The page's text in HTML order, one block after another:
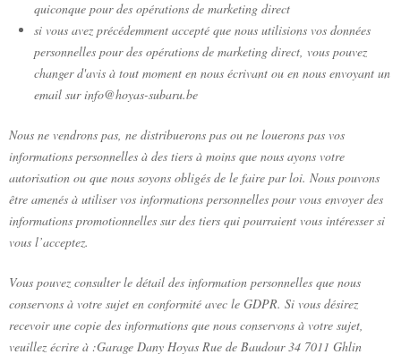
quiconque pour des opérations de marketing direct
si vous avez précédemment accepté que nous utilisions vos données
personnelles pour des opérations de marketing direct, vous pouvez
changer d'avis à tout moment en nous écrivant ou en nous envoyant un
email sur info@hoyas-subaru.be
Nous ne vendrons pas, ne distribuerons pas ou ne louerons pas vos
informations personnelles à des tiers à moins que nous ayons votre
autorisation ou que nous soyons obligés de le faire par loi. Nous pouvons
être amenés à utiliser vos informations personnelles pour vous envoyer des
informations promotionnelles sur des tiers qui pourraient vous intéresser si
vous l’acceptez.
Vous pouvez consulter le détail des information personnelles que nous
conservons à votre sujet en conformité avec le GDPR. Si vous désirez
recevoir une copie des informations que nous conservons à votre sujet,
veuillez écrire à :Garage Dany Hoyas Rue de Baudour 34 7011 Ghlin